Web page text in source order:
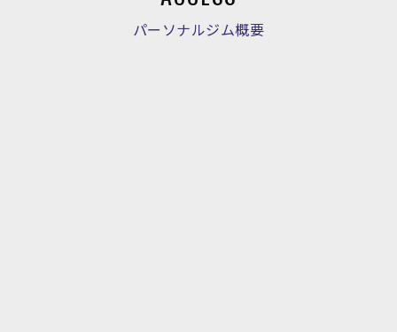
パーソナルジム概要